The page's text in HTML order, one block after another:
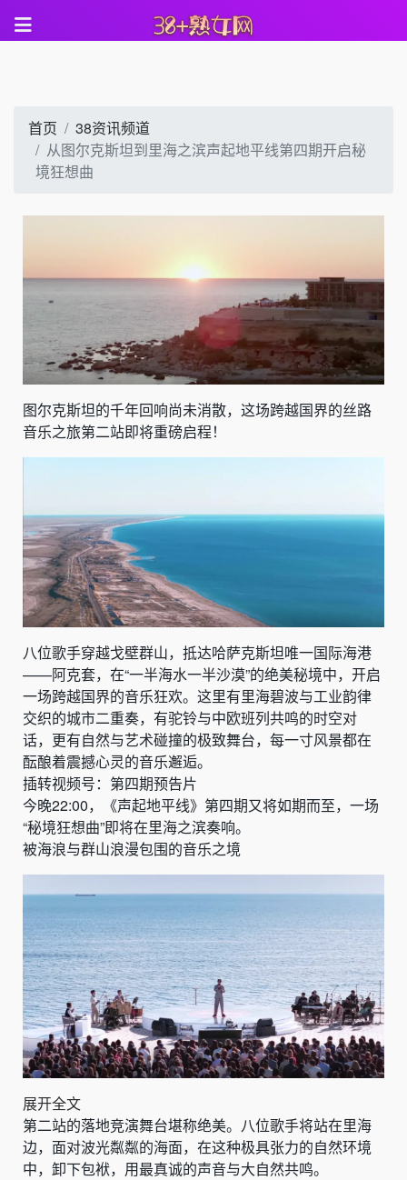
首页
38资讯频道
从图尔克斯坦到里海之滨声起地平线第四期开启秘
境狂想曲
图尔克斯坦的千年回响尚未消散，这场跨越国界的丝路
音乐之旅第二站即将重磅启程！
八位歌手穿越戈壁群山，抵达哈萨克斯坦唯一国际海港
——阿克套，在“一半海水一半沙漠”的绝美秘境中，开启
一场跨越国界的音乐狂欢。这里有里海碧波与工业韵律
交织的城市二重奏，有驼铃与中欧班列共鸣的时空对
话，更有自然与艺术碰撞的极致舞台，每一寸风景都在
酝酿着震撼心灵的音乐邂逅。
插转视频号：第四期预告片
今晚22:00，《声起地平线》第四期又将如期而至，一场
“秘境狂想曲”即将在里海之滨奏响。
被海浪与群山浪漫包围的音乐之境
展开全文
第二站的落地竞演舞台堪称绝美。八位歌手将站在里海
边，面对波光粼粼的海面，在这种极具张力的自然环境
中，卸下包袱，用最真诚的声音与大自然共鸣。